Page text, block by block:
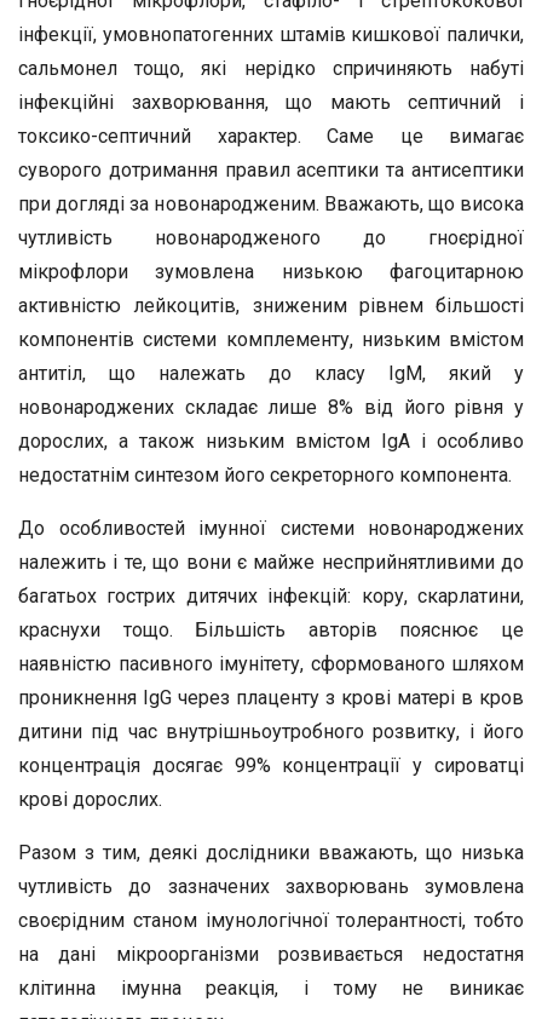
інфекції, умовнопатогенних штамів кишкової палички,
сальмонел тощо, які нерідко спричиняють набуті
інфекційні захворювання, що мають септичний і
токсико-септичний характер. Саме це вимагає
суворого дотримання правил асептики та антисептики
при догляді за новонародженим. Вважають, що висока
чутливість новонародженого до гноєрідної
мікрофлори зумовлена низькою фагоцитарною
активністю лейкоцитів, зниженим рівнем більшості
компонентів системи комплементу, низьким вмістом
антитіл, що належать до класу IgM, який у
новонароджених складає лише 8% від його рівня у
дорослих, а також низьким вмістом IgA і особливо
недостатнім синтезом його секреторного компонента.
До особливостей імунної системи новонароджених
належить і те, що вони є майже несприйнятливими до
багатьох гострих дитячих інфекцій: кору, скарлатини,
краснухи тощо. Більшість авторів пояснює це
наявністю пасивного імунітету, сформованого шляхом
проникнення IgG через плаценту з крові матері в кров
дитини під час внутрішньоутробного розвитку, і його
концентрація досягає 99% концентрації у сироватці
крові дорослих.
Разом з тим, деякі дослідники вважають, що низька
чутливість до зазначених захворювань зумовлена
своєрідним станом імунологічної толерантності, тобто
на дані мікроорганізми розвивається недостатня
клітинна імунна реакція, і тому не виникає